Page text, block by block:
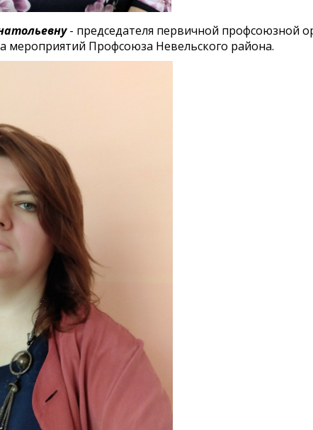
- председателя первичной профсоюзной
мероприятий Профсоюза Невельского района.